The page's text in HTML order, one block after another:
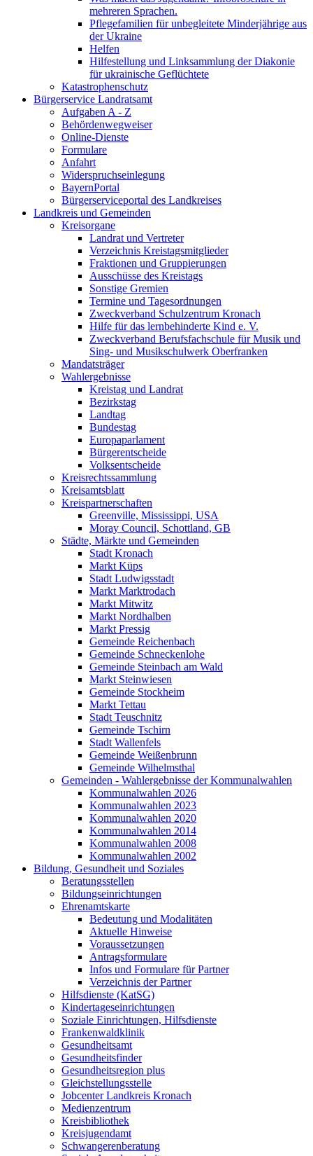
mehreren Sprachen.
Pflegefamilien für unbegleitete Minderjährige aus
der Ukraine
Helfen
Hilfestellung und Linksammlung der Diakonie
für ukrainische Geflüchtete
Katastrophenschutz
Bürgerservice Landratsamt
Aufgaben A - Z
Behördenwegweiser
Online-Dienste
Formulare
Anfahrt
Widerspruchseinlegung
BayernPortal
Bürgerserviceportal des Landkreises
Landkreis und Gemeinden
Kreisorgane
Landrat und Vertreter
Verzeichnis Kreistagsmitglieder
Fraktionen und Gruppierungen
Ausschüsse des Kreistags
Sonstige Gremien
Termine und Tagesordnungen
Zweckverband Schulzentrum Kronach
Hilfe für das lernbehinderte Kind e. V.
Zweckverband Berufsfachschule für Musik und
Sing- und Musikschulwerk Oberfranken
Mandatsträger
Wahlergebnisse
Kreistag und Landrat
Bezirkstag
Landtag
Bundestag
Europaparlament
Bürgerentscheide
Volksentscheide
Kreisrechtssammlung
Kreisamtsblatt
Kreispartnerschaften
Greenville, Mississippi, USA
Moray Council, Schottland, GB
Städte, Märkte und Gemeinden
Stadt Kronach
Markt Küps
Stadt Ludwigsstadt
Markt Marktrodach
Markt Mitwitz
Markt Nordhalben
Markt Pressig
Gemeinde Reichenbach
Gemeinde Schneckenlohe
Gemeinde Steinbach am Wald
Markt Steinwiesen
Gemeinde Stockheim
Markt Tettau
Stadt Teuschnitz
Gemeinde Tschirn
Stadt Wallenfels
Gemeinde Weißenbrunn
Gemeinde Wilhelmsthal
Gemeinden - Wahlergebnisse der Kommunalwahlen
Kommunalwahlen 2026
Kommunalwahlen 2023
Kommunalwahlen 2020
Kommunalwahlen 2014
Kommunalwahlen 2008
Kommunalwahlen 2002
Bildung, Gesundheit und Soziales
Beratungsstellen
Bildungseinrichtungen
Ehrenamtskarte
Bedeutung und Modalitäten
Aktuelle Hinweise
Voraussetzungen
Antragsformulare
Infos und Formulare für Partner
Verzeichnis der Partner
Hilfsdienste (KatSG)
Kindertageseinrichtungen
Soziale Einrichtungen, Hilfsdienste
Frankenwaldklinik
Gesundheitsamt
Gesundheitsfinder
Gesundheitsregion plus
Gleichstellungsstelle
Jobcenter Landkreis Kronach
Medienzentrum
Kreisbibliothek
Kreisjugendamt
Schwangerenberatung